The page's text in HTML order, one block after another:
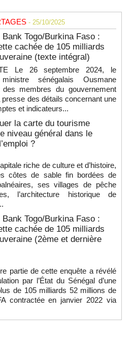
- 25/10/2025
Togo/Burkina Faso :
cachée de 105 milliards
(texte intégral)
Le 26 septembre 2024, le
sénégalais Ousmane
membres du gouvernement
presse des détails concernant une
et indicateurs...
la carte du tourisme
niveau général dans le
?
riche de culture et d’histoire,
côtes de sable fin bordées de
ses villages de pêche
l’architecture historique de
Togo/Burkina Faso :
cachée de 105 milliards
(2ème et dernière
partie de cette enquête a révélé
par l’État du Sénégal d’une
de 105 milliards 52 millions de
contractée en janvier 2022 via